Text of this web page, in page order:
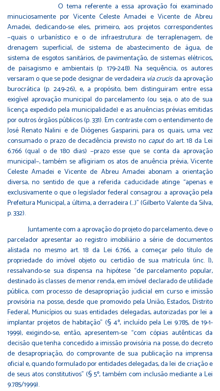
O tema referente a essa aprovação foi examinado
minuciosamente por Vicente Celeste Amadei e Vicente de Abreu
Amadei, dedicando-se eles, primeiro, aos projetos correspondentes
−quais o urbanístico e o de infraestrutura: de terraplenagem, de
drenagem superficial, de sistema de abastecimento de água, de
sistema de esgotos sanitários, de pavimentação, de sistemas elétricos,
de paisagismo e ambientais (p. 179-248). Na sequência, os autores
versaram o que se pode designar de verdadeira via crucisda aprovação
burocrática (p. 249-26), e, a propósito, bem distinguiram entre essa
exigível aprovação municipal do parcelamento (ou seja, o ato de sua
licença expedido pela municipalidade) e as anuências prévias emitidas
por outros órgãos públicos (p. 331). Em contraste com o entendimento de
José Renato Nalini e de Diógenes Gasparini, para os quais, uma vez
consumado o prazo de decadência previsto no caputdo art. 18 da Lei
6.766 (qual o de 180 dias) −prazo esse que se conta da aprovação
municipal−, também se afligiriam os atos de anuência prévia, Vicente
Celeste Amadei e Vicente de Abreu Amadei abonam a orientação
diversa, no sentido de que a referida caducidade atinge “apenas e
exclusivamente o que o legislador federal consagrou: a aprovação pela
Prefeitura Municipal, a última, a derradeira (…)” (Gilberto Valente da Silva,
p. 332).
Juntamente com a aprovação do projeto do parcelamento, deve o
parcelador apresentar ao registro imobiliário a série de documentos
alistada no mesmo art. 18 da Lei 6.766, a começar pelo título de
propriedade do imóvel objeto ou certidão de sua matrícula (inc. I),
ressalvando-se sua dispensa na hipótese “de parcelamento popular,
destinado às classes de menor renda, em imóvel declarado de utilidade
pública, com processo de desapropriação judicial em curso e imissão
provisória na posse, desde que promovido pela União, Estados, Distrito
Federal, Municípios ou suas entidades delegadas, autorizadas por lei a
implantar projetos de habitação” (§ 4º, incluído pela Lei 9.785, de 19-1-
1999), exigindo-se, então, apresentem-se “com cópias autênticas da
decisão que tenha concedido a imissão provisória na posse, do decreto
de desapropriação, do comprovante de sua publicação na imprensa
oficial e, quando formulado por entidades delegadas, da lei de criação e
de seus atos constitutivos” (§ 5º, também com inclusão mediante a Lei
9.785/1999).